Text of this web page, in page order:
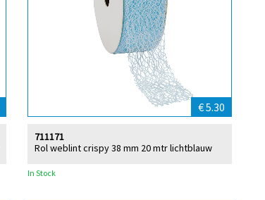
€ 5.30
Rol weblint crispy 38 mm 20 mtr lichtblauw
711171
In Stock